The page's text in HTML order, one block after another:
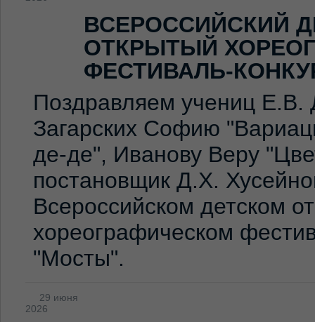
ВСЕРОССИЙСКИЙ
ОТКРЫТЫЙ
ФЕСТИВАЛЬ-
Поздравляем учениц Е.В.
Загарских Софию
де-де", Иванову Веру
постановщик Д.Х.
Всероссийском детском
хореографическом
"Мосты".
29 июня
2026